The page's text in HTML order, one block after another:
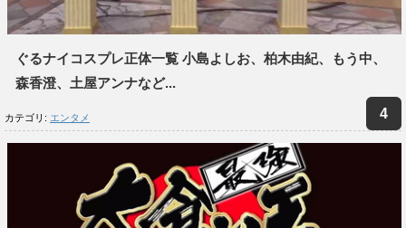
ぐるナイコスプレ正体一覧 小島よしお、柏木由紀、もう中、
森香澄、土屋アンナなど...
カテゴリ: エンタメ